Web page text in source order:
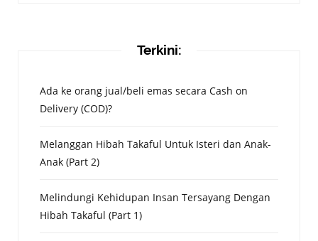
Terkini:
Ada ke orang jual/beli emas secara Cash on
Delivery (COD)?
Melanggan Hibah Takaful Untuk Isteri dan Anak-
Anak (Part 2)
Melindungi Kehidupan Insan Tersayang Dengan
Hibah Takaful (Part 1)